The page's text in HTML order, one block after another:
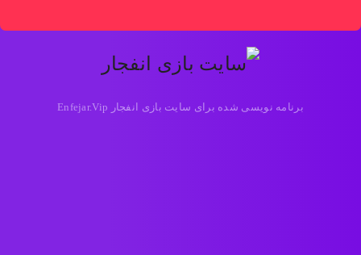
برنامه نویسی شده برای سایت بازی انفجار Enfejar.Vip